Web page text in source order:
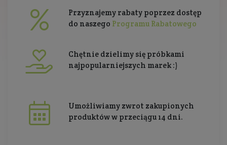
Przyznajemy rabaty poprzez dostęp
do naszego Programu Rabatowego
Chętnie dzielimy się próbkami
najpopularniejszych marek :)
Umożliwiamy zwrot zakupionych
produktów w przeciągu 14 dni.